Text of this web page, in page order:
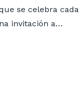
se celebra cada
invitación a…